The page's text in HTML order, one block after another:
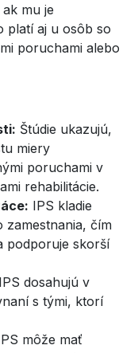
mu je
platí aj u osôb so
poruchami alebo
Štúdie ukazujú,
miery
poruchami v
rehabilitácie.
IPS kladie
zamestnania, čím
podporuje skorší
dosahujú v
s tými, ktorí
môže mať